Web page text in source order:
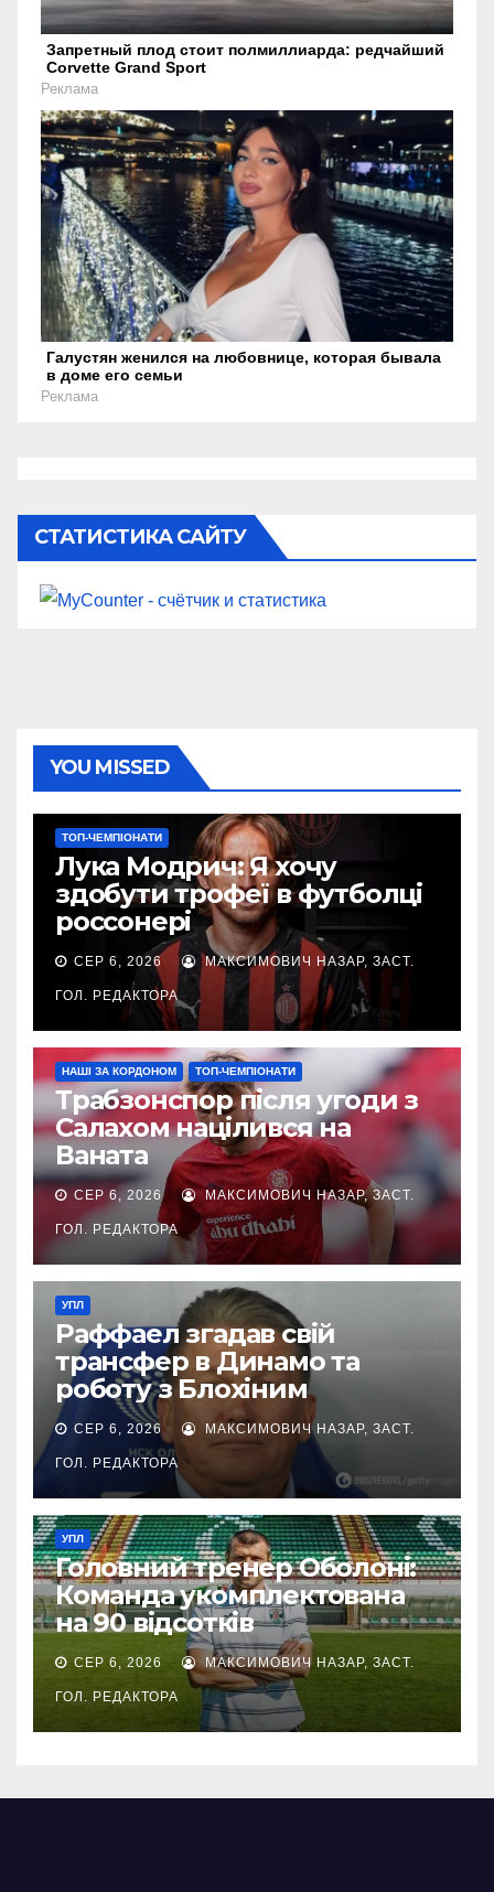
Запретный плод стоит полмиллиарда: редчайший
Corvette Grand Sport
Реклама
Галустян женился на любовнице, которая бывала
в доме его семьи
Реклама
СТАТИСТИКА САЙТУ
YOU MISSED
ТОП-ЧЕМПІОНАТИ
Лука Модрич: Я хочу
здобути трофеї в футболці
россонері
СЕР 6, 2026 МАКСИМОВИЧ НАЗАР, ЗАСТ.
ГОЛ. РЕДАКТОРА
НАШІ ЗА КОРДОНОМ ТОП-ЧЕМПІОНАТИ
Трабзонспор після угоди з
Салахом націлився на
Ваната
СЕР 6, 2026 МАКСИМОВИЧ НАЗАР, ЗАСТ.
ГОЛ. РЕДАКТОРА
УПЛ
Раффаел згадав свій
трансфер в Динамо та
роботу з Блохіним
СЕР 6, 2026 МАКСИМОВИЧ НАЗАР, ЗАСТ.
ГОЛ. РЕДАКТОРА
УПЛ
Головний тренер Оболоні:
Команда укомплектована
на 90 відсотків
СЕР 6, 2026 МАКСИМОВИЧ НАЗАР, ЗАСТ.
ГОЛ. РЕДАКТОРА